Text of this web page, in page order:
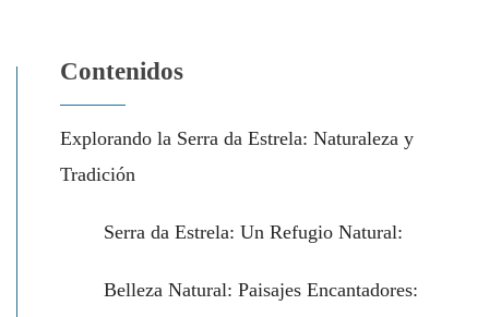
Contenidos
Explorando la Serra da Estrela: Naturaleza y
Tradición
Serra da Estrela: Un Refugio Natural:
Belleza Natural: Paisajes Encantadores: